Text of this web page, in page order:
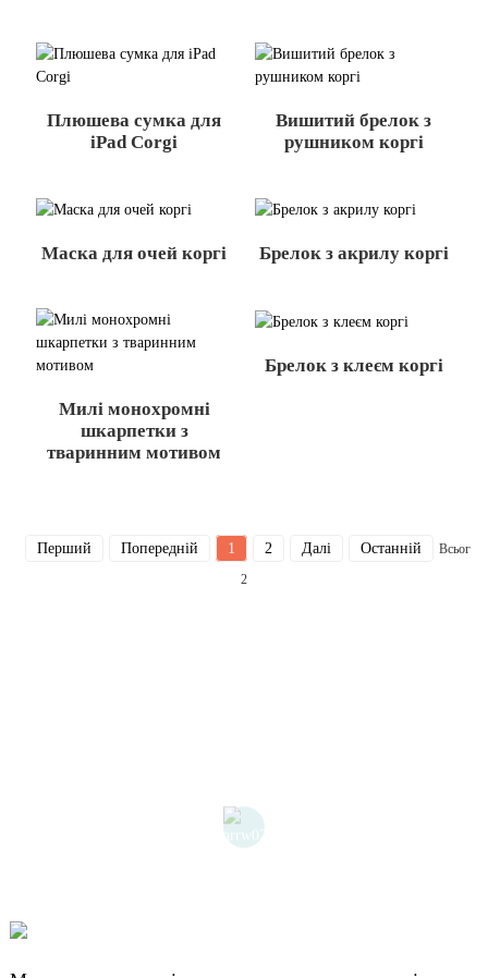
Плюшева сумка для
iPad Corgi
Вишитий брелок з
рушником коргі
Маска для очей коргі Брелок з акрилу коргі
Милі монохромні
шкарпетки з
тваринним мотивом
Брелок з клеєм коргі
Перший Попередній 1 2 Далі Останній
Всього
2